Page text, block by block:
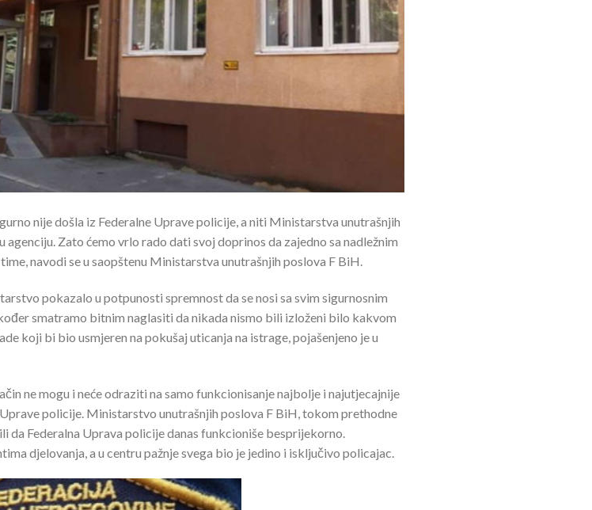
nije došla iz Federalne Uprave policije, a niti Ministarstva unutrašnjih
agenciju. Zato ćemo vrlo rado dati svoj doprinos da zajedno sa nadležnim
navodi se u saopštenu Ministarstva unutrašnjih poslova F BiH.
pokazalo u potpunosti spremnost da se nosi sa svim sigurnosnim
smatramo bitnim naglasiti da nikada nismo bili izloženi bilo kakvom
koji bi bio usmjeren na pokušaj uticanja na istrage, pojašenjeno je u
ne mogu i neće odraziti na samo funkcionisanje najbolje i najutjecajnije
policije. Ministarstvo unutrašnjih poslova F BiH, tokom prethodne
Federalna Uprava policije danas funkcioniše besprijekorno.
djelovanja, a u centru pažnje svega bio je jedino i isključivo policajac.